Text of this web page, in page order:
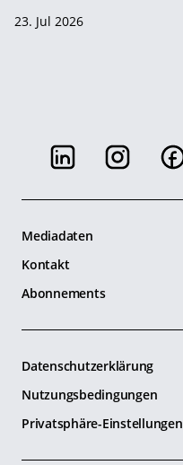
23. Jul 2026
Mediadaten
Kontakt
Abonnements
Datenschutzerklärung
Nutzungsbedingungen
Privatsphäre-Einstellungen